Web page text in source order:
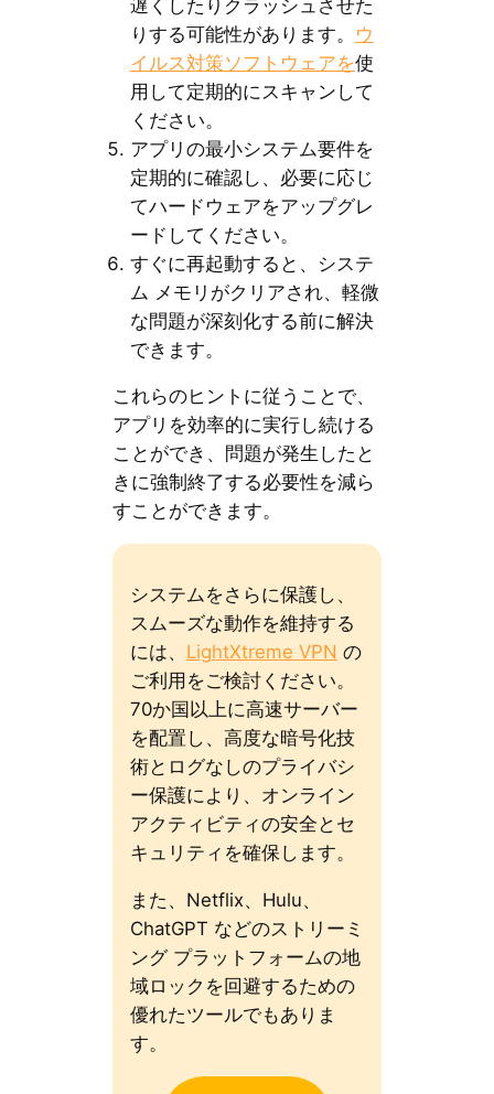
遅くしたりクラッシュさせた
りする可能性があります。
ウ
イルス対策ソフトウェアを使
用して定期的にスキャンして
ください。
アプリの最小システム要件を
定期的に確認し、必要に応じ
てハードウェアをアップグレ
ードしてください。
すぐに再起動すると、システ
ム メモリがクリアされ、軽微
な問題が深刻化する前に解決
できます。
これらのヒントに従うことで、
アプリを効率的に実行し続ける
ことができ、問題が発生したと
きに強制終了する必要性を減ら
すことができます。
システムをさらに保護し、
スムーズな動作を維持する
には、 LightXtreme VPN の
ご利用をご検討ください。
70か国以上に高速サーバー
を配置し、高度な暗号化技
術とログなしのプライバシ
ー保護により、オンライン
アクティビティの安全とセ
キュリティを確保します。
また、Netflix、Hulu、
ChatGPT などのストリーミ
ング プラットフォームの地
域ロックを回避するための
優れたツールでもありま
す。